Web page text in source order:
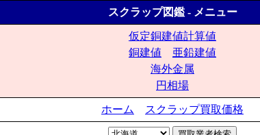
スクラップ図鑑 - メニュー
仮定銅建値計算値
銅建値
亜鉛建値
海外金属
円相場
ホーム スクラップ買取価格